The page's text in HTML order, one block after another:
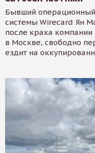
Бывший
системы Wirecard Ян
после краха компании
в Москве, свободно
ездит на